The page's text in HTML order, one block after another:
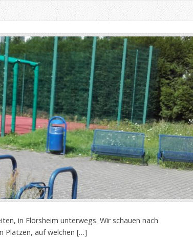
in Flörsheim unterwegs. Wir schauen nach
Plätzen, auf welchen […]